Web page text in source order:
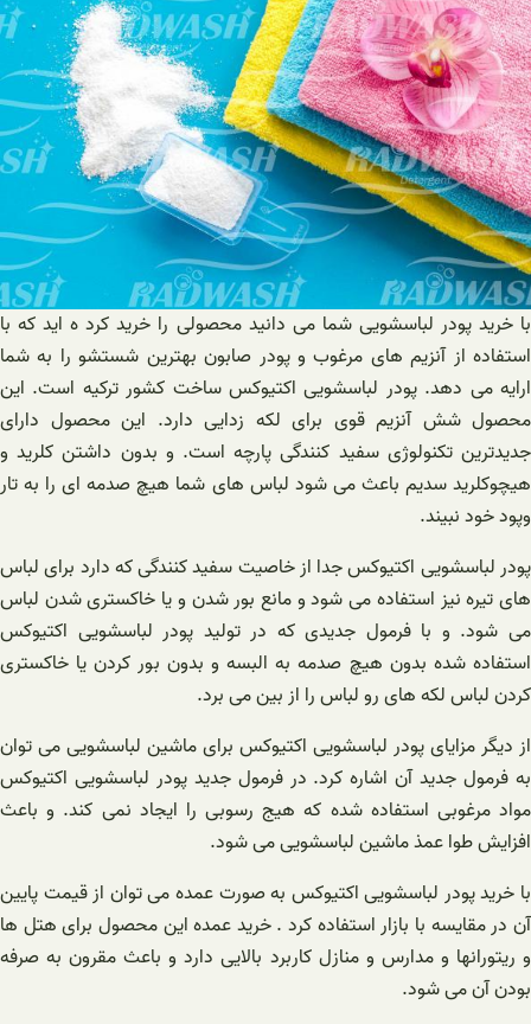
با خرید پودر لباسشویی شما می دانید محصولی را خرید کرد ه اید که با
استفاده از آنزیم های مرغوب و پودر صابون بهترین شستشو را به شما
ارايه می دهد. پودر لباسشویی اکتیوکس ساخت کشور ترکیه است. این
محصول شش آنزیم قوی برای لکه زدایی دارد. این محصول دارای
جدیدترین تکنولوژی سفید کنندگی پارچه است. و بدون داشتن کلرید و
هیچوکلرید سدیم باعث می شود لباس های شما هیچ صدمه ای را به تار
وپود خود نبیند.
پودر لباسشویی اکتیوکس جدا از خاصیت سفید کنندگی که دارد برای لباس
های تیره نیز استفاده می شود و مانع بور شدن و یا خاکستری شدن لباس
می شود. و با فرمول جدیدی که در تولید پودر لباسشویی اکتیوکس
استفاده شده بدون هیچ صدمه به البسه و بدون بور کردن یا خاکستری
کردن لباس لکه های رو لباس را از بین می برد.
از دیگر مزایای پودر لباسشویی اکتیوکس برای ماشین لباسشویی می توان
به فرمول جدید آن اشاره کرد. در فرمول جدید پودر لباسشویی اکتیوکس
مواد مرغوبی استفاده شده که هیج رسوبی را ایجاد نمی کند. و باعث
افزایش طوا عمذ ماشین لباسشویی می شود.
با خرید پودر لباسشویی اکتیوکس به صورت عمده می توان از قیمت پایین
آن در مقایسه با بازار استفاده کرد . خرید عمده این محصول برای هتل ها
و ریتورانها و مدارس و منازل کاربرد بالایی دارد و باعث مقرون به صرفه
بودن آن می شود.